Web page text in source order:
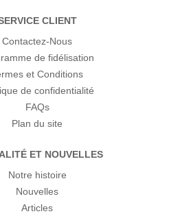
CLIENT
Contactez-Nous
de fidélisation
et Conditions
de confidentialité
FAQs
Plan du site
ET NOUVELLES
Notre histoire
Nouvelles
Articles